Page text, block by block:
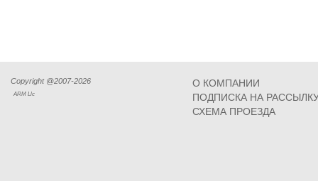
Copyright @2007-2026
ARM Llc
О КОМПАНИИ
ПОДПИСКА НА
СХЕМА ПРОЕЗДА